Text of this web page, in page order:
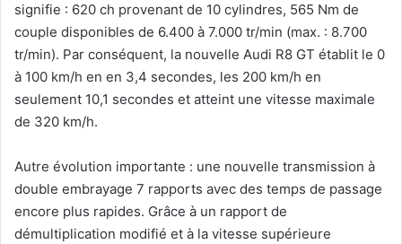
signifie : 620 ch provenant de 10 cylindres, 565 Nm de
couple disponibles de 6.400 à 7.000 tr/min (max. : 8.700
tr/min). Par conséquent, la nouvelle Audi R8 GT établit le 0
à 100 km/h en en 3,4 secondes, les 200 km/h en
seulement 10,1 secondes et atteint une vitesse maximale
de 320 km/h.
Autre évolution importante : une nouvelle transmission à
double embrayage 7 rapports avec des temps de passage
encore plus rapides. Grâce à un rapport de
démultiplication modifié et à la vitesse supérieure